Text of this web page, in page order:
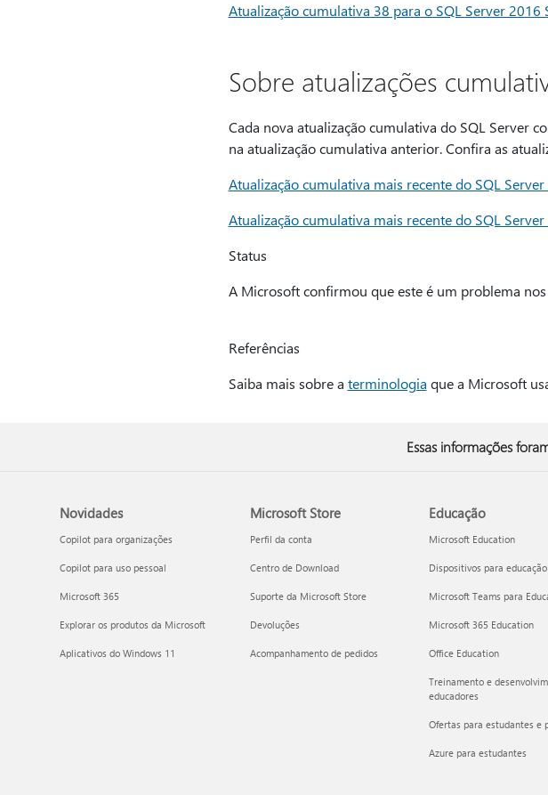
Atualização cumulativa 38 para o SQL Server 2016
Sobre atualizações
Cada nova atualização cumulativa do SQL Server
na atualização cumulativa anterior. Confira as
Atualização cumulativa mais recente do SQL
Atualização cumulativa mais recente do SQL
Status
A Microsoft confirmou que este é um problema
Referências
Saiba mais sobre a terminologia que a Microsoft
Essas informações
Novidades
Copilot para organizações
Copilot para uso pessoal
Microsoft 365
Explorar os produtos da Microsoft
Aplicativos do Windows 11
Microsoft Store
Perfil da conta
Centro de Download
Suporte da Microsoft Store
Devoluções
Acompanhamento de pedidos
Educação
Microsoft Education
Dispositivos para educação
Microsoft Teams para
Microsoft 365 Education
Office Education
Treinamento e
educadores
Ofertas para estudantes e
Azure para estudantes